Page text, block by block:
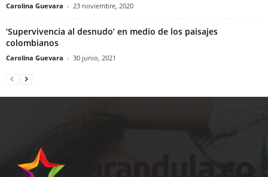
Carolina Guevara - 23 noviembre, 2020
‘Supervivencia al desnudo’ en medio de los paisajes
colombianos
Carolina Guevara - 30 junio, 2021